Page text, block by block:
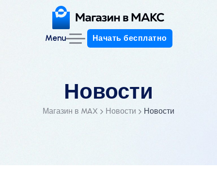
Menu
Начать бесплатно
Начать бесплатно
Новости
Магазин в MAX Новости Новости